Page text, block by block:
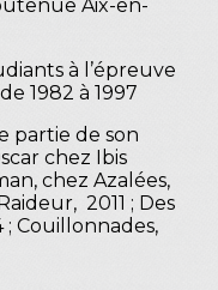
Aix-en-
à l’épreuve
1982 à 1997
partie de son
chez Ibis
chez Azalées,
2011 ; Des
; Couillonnades,